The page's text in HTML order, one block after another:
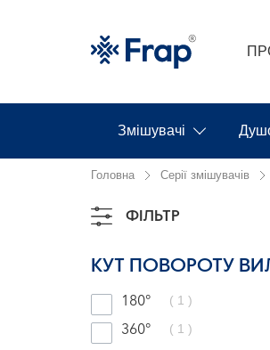
Змішувачі
Головна Серії змішувачів
ФІЛЬТР
КУТ ПОВОРОТУ
180° ( 1 )
360° ( 1 )